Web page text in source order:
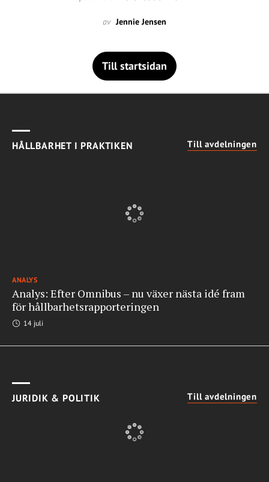
av Jennie Jensen
Till startsidan
HÅLLBARHET I PRAKTIKEN Till avdelningen
ANALYS
Analys: Efter Omnibus – nu växer nästa idé fram
för hållbarhetsrapporteringen
14 juli
JURIDIK & POLITIK Till avdelningen